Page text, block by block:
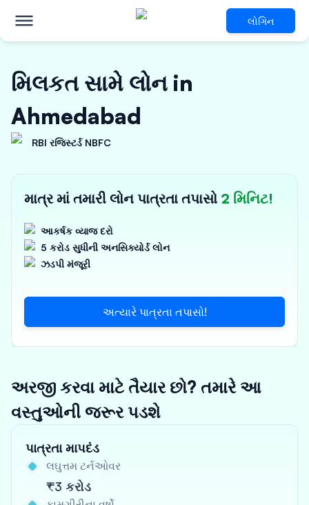
લોગિન
મિલકત સામે લોન in
Ahmedabad
RBI રજિસ્ટર્ડ NBFC
માત્ર માં તમારી લોન પાત્રતા તપાસો 2 મિનિટ!
આકર્ષક વ્યાજ દરો
5 કરોડ સુધીની અનસિક્યોર્ડ લોન
ઝડપી મંજૂરી
અત્યારે પાત્રતા તપાસો!
અરજી કરવા માટે તૈયાર છો? તમારે આ
વસ્તુઓની જરૂર પડશે
પાત્રતા માપદંડ
લઘુત્તમ ટર્નઓવર
₹3 કરોડ